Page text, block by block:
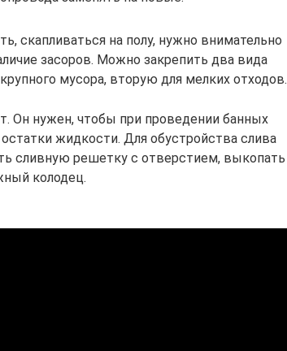
скапливаться на полу, нужно внимательно
засоров. Можно закрепить два вида
мусора, вторую для мелких отходов.
Он нужен, чтобы при проведении банных
жидкости. Для обустройства слива
сливную решетку с отверстием, выкопать
колодец.